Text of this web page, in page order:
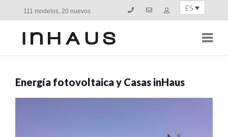
111 modelos, 20 nuevos ES
Energía fotovoltaica y Casas inHaus